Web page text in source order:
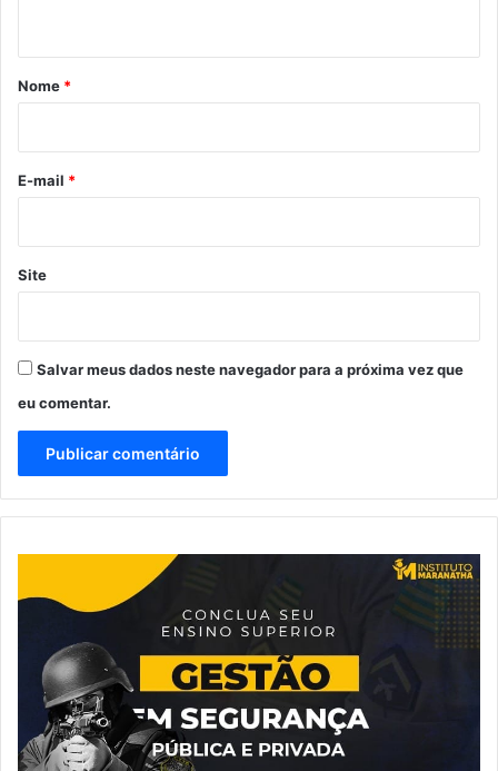
r
*
Nome *
E-mail *
Site
Salvar meus dados neste navegador para a próxima vez que
eu comentar.